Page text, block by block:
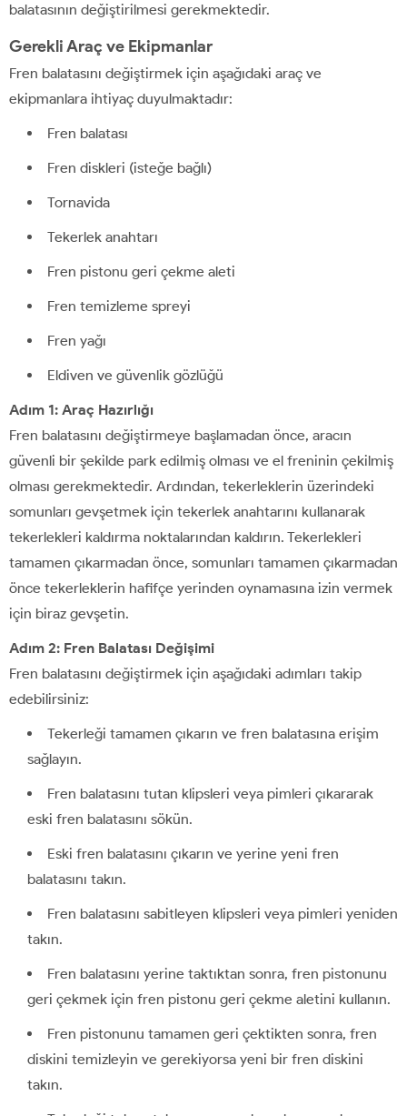
balatasının değiştirilmesi gerekmektedir.
Gerekli Araç ve Ekipmanlar
Fren balatasını değiştirmek için aşağıdaki araç ve
ekipmanlara ihtiyaç duyulmaktadır:
Fren balatası
Fren diskleri (isteğe bağlı)
Tornavida
Tekerlek anahtarı
Fren pistonu geri çekme aleti
Fren temizleme spreyi
Fren yağı
Eldiven ve güvenlik gözlüğü
Adım 1: Araç Hazırlığı
Fren balatasını değiştirmeye başlamadan önce, aracın
güvenli bir şekilde park edilmiş olması ve el freninin çekilmiş
olması gerekmektedir. Ardından, tekerleklerin üzerindeki
somunları gevşetmek için tekerlek anahtarını kullanarak
tekerlekleri kaldırma noktalarından kaldırın. Tekerlekleri
tamamen çıkarmadan önce, somunları tamamen çıkarmadan
önce tekerleklerin hafifçe yerinden oynamasına izin vermek
için biraz gevşetin.
Adım 2: Fren Balatası Değişimi
Fren balatasını değiştirmek için aşağıdaki adımları takip
edebilirsiniz:
Tekerleği tamamen çıkarın ve fren balatasına erişim
sağlayın.
Fren balatasını tutan klipsleri veya pimleri çıkararak
eski fren balatasını sökün.
Eski fren balatasını çıkarın ve yerine yeni fren
balatasını takın.
Fren balatasını sabitleyen klipsleri veya pimleri yeniden
takın.
Fren balatasını yerine taktıktan sonra, fren pistonunu
geri çekmek için fren pistonu geri çekme aletini kullanın.
Fren pistonunu tamamen geri çektikten sonra, fren
diskini temizleyin ve gerekiyorsa yeni bir fren diskini
takın.